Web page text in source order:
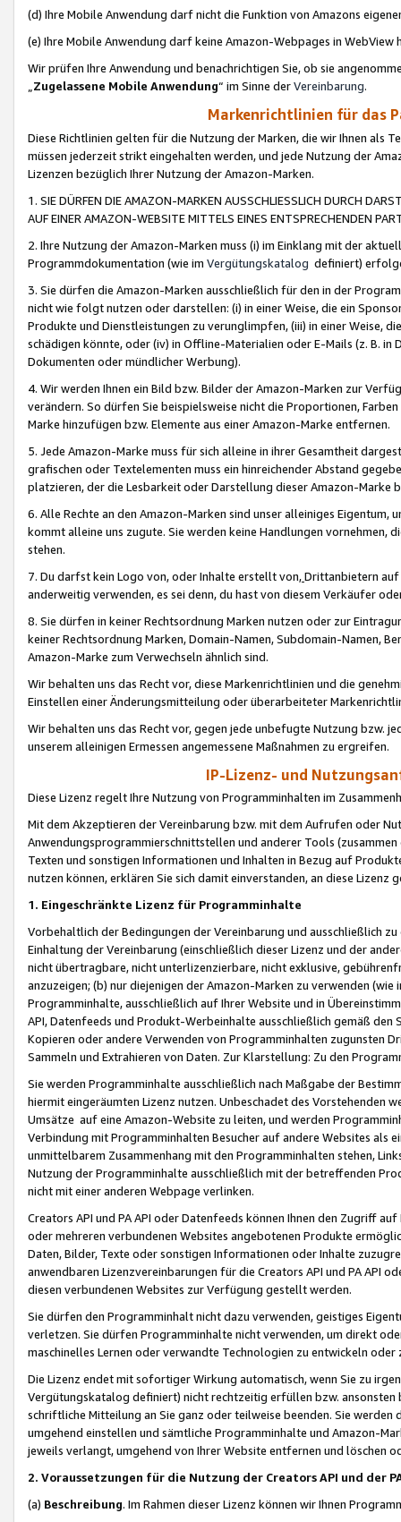
(d) Ihre Mobile Anwendung darf nicht die Funktion von Amazons
(e) Ihre Mobile Anwendung darf keine Amazon-Webpages in WebView
Wir prüfen Ihre Anwendung und benachrichtigen Sie, ob sie
„Zugelassene Mobile Anwendung“ im Sinne derVereinbarung.
Markenrichtlinien für das
Diese Richtlinien gelten für die Nutzung der Marken, die wir Ihnen als
müssen jederzeit strikt eingehalten werden, und jede Nutzung der
Lizenzen bezüglich Ihrer Nutzung der Amazon-Marken.
1. SIE DÜRFEN DIE AMAZON-MARKEN AUSSCHLIESSLICH DURCH
AUF EINER AMAZON-WEBSITE MITTELS EINES ENTSPRECHENDEN
2. Ihre Nutzung der Amazon-Marken muss (i) im Einklang mit der
Programmdokumentation (wie im Vergütungskatalog definiert)
3. Sie dürfen die Amazon-Marken ausschließlich für den in der
nicht wie folgt nutzen oder darstellen: (i) in einer Weise, die ein
Produkte und Dienstleistungen zu verunglimpfen, (iii) in einer Weise,
schädigen könnte, oder (iv) in Offline-Materialien oder E-Mails (z. B. in
Dokumenten oder mündlicher Werbung).
4. Wir werden Ihnen ein Bild bzw. Bilder der Amazon-Marken zur
verändern. So dürfen Sie beispielsweise nicht die Proportionen,
Marke hinzufügen bzw. Elemente aus einer Amazon-Marke entfernen.
5. Jede Amazon-Marke muss für sich alleine in ihrer Gesamtheit
grafischen oder Textelementen muss ein hinreichender Abstand
platzieren, der die Lesbarkeit oder Darstellung dieser Amazon-Marke
6. Alle Rechte an den Amazon-Marken sind unser alleiniges
kommt alleine uns zugute. Sie werden keine Handlungen vornehmen,
stehen.
7. Du darfst kein Logo von, oder Inhalte erstellt von,Drittanbietern auf
anderweitig verwenden, es sei denn, du hast von diesem Verkäufer
8. Sie dürfen in keiner Rechtsordnung Marken nutzen oder zur
keiner Rechtsordnung Marken, Domain-Namen, Subdomain-Namen,
Amazon-Marke zum Verwechseln ähnlich sind.
Wir behalten uns das Recht vor, diese Markenrichtlinien und die
Einstellen einer Änderungsmitteilung oder überarbeiteter
Wir behalten uns das Recht vor, gegen jede unbefugte Nutzung bzw.
unserem alleinigen Ermessen angemessene Maßnahmen zu ergreifen.
IP-Lizenz- und
Diese Lizenz regelt Ihre Nutzung von Programminhalten im
Mit dem Akzeptieren der Vereinbarung bzw. mit dem Aufrufen oder
Anwendungsprogrammierschnittstellen und anderer Tools (zusammen
Texten und sonstigen Informationen und Inhalten in Bezug auf
nutzen können, erklären Sie sich damit einverstanden, an diese Lizenz
1. Eingeschränkte Lizenz für Programminhalte
Vorbehaltlich der Bedingungen der Vereinbarung und ausschließlich
Einhaltung der Vereinbarung (einschließlich dieser Lizenz und der
nicht übertragbare, nicht unterlizenzierbare, nicht exklusive,
anzuzeigen; (b) nur diejenigen der Amazon-Marken zu verwenden
Programminhalte, ausschließlich auf Ihrer Website und in
API, Datenfeeds und Produkt-Werbeinhalte ausschließlich gemäß
Kopieren oder andere Verwenden von Programminhalten zugunsten
Sammeln und Extrahieren von Daten. Zur Klarstellung: Zu den
Sie werden Programminhalte ausschließlich nach Maßgabe der
hiermit eingeräumten Lizenz nutzen. Unbeschadet des Vorstehenden
Umsätze auf eine Amazon-Website zu leiten, und werden
Verbindung mit Programminhalten Besucher auf andere Websites als
unmittelbarem Zusammenhang mit den Programminhalten stehen,
Nutzung der Programminhalte ausschließlich mit der betreffenden
nicht mit einer anderen Webpage verlinken.
Creators API und PA API oder Datenfeeds können Ihnen den Zugriff
oder mehreren verbundenen Websites angebotenen Produkte
Daten, Bilder, Texte oder sonstigen Informationen oder Inhalte
anwendbaren Lizenzvereinbarungen für die Creators API und PA API
diesen verbundenen Websites zur Verfügung gestellt werden.
Sie dürfen den Programminhalt nicht dazu verwenden, geistiges
verletzen. Sie dürfen Programminhalte nicht verwenden, um direkt
maschinelles Lernen oder verwandte Technologien zu entwickeln
Die Lizenz endet mit sofortiger Wirkung automatisch, wenn Sie zu
Vergütungskatalog definiert) nicht rechtzeitig erfüllen bzw. ansonsten
schriftliche Mitteilung an Sie ganz oder teilweise beenden. Sie werden
umgehend einstellen und sämtliche Programminhalte und Amazon-
jeweils verlangt, umgehend von Ihrer Website entfernen und löschen
2. Voraussetzungen für die Nutzung der Creators API und der
(a) Beschreibung. Im Rahmen dieser Lizenz können wir Ihnen